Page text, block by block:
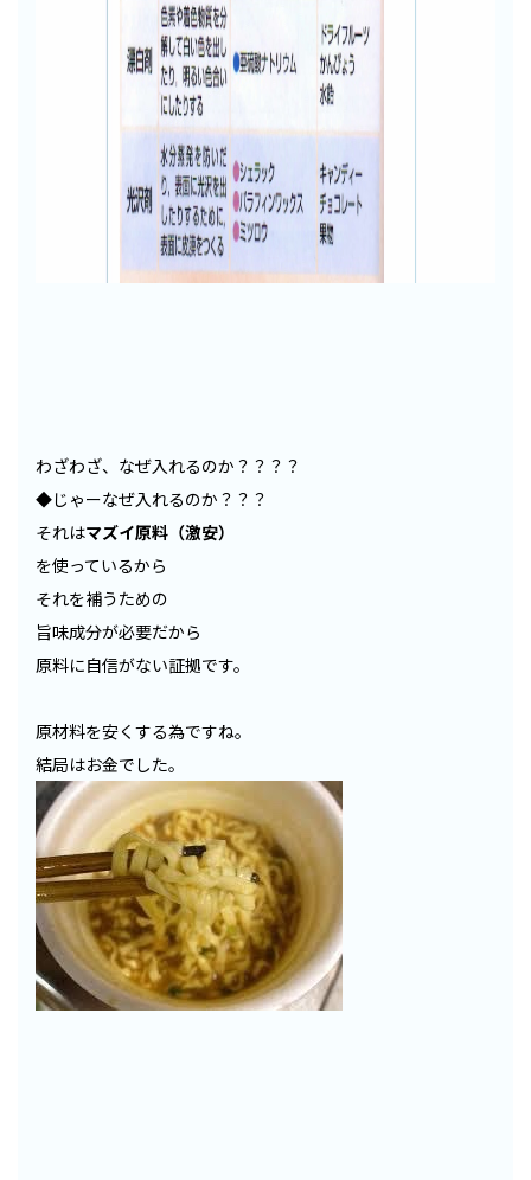
わざわざ、なぜ入れるのか？？？？
◆じゃーなぜ入れるのか？？？
それはマズイ原料（激安）
を使っているから
それを補うための
旨味成分が必要だから
原料に自信がない証拠です。
原材料を安くする為ですね。
結局はお金でした。